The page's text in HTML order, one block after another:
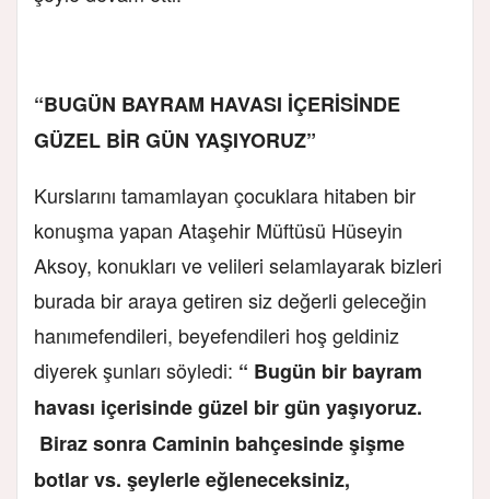
“BUGÜN BAYRAM HAVASI İÇERİSİNDE
GÜZEL BİR GÜN YAŞIYORUZ”
Kurslarını tamamlayan çocuklara hitaben bir
konuşma yapan Ataşehir Müftüsü Hüseyin
Aksoy, konukları ve velileri selamlayarak bizleri
burada bir araya getiren siz değerli geleceğin
hanımefendileri, beyefendileri hoş geldiniz
diyerek şunları söyledi: “ Bugün bir bayram
havası içerisinde güzel bir gün yaşıyoruz.
Biraz sonra Caminin bahçesinde şişme
botlar vs. şeylerle eğleneceksiniz,